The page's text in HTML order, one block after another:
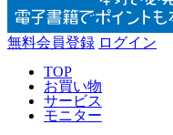
無料会員登録 ログイン
TOP
お買い物
サービス
モニター